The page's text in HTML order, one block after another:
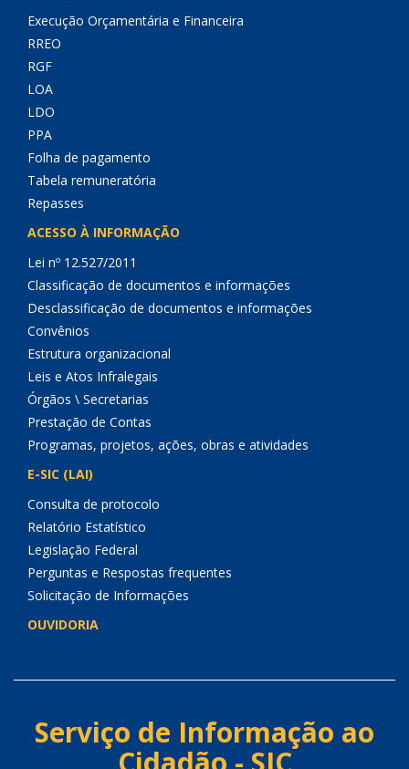
Execução Orçamentária e Financeira
RREO
RGF
LOA
LDO
PPA
Folha de pagamento
Tabela remuneratória
Repasses
ACESSO À INFORMAÇÃO
Lei nº 12.527/2011
Classificação de documentos e informações
Desclassificação de documentos e informações
Convênios
Estrutura organizacional
Leis e Atos Infralegais
Órgãos \ Secretarias
Prestação de Contas
Programas, projetos, ações, obras e atividades
E-SIC (LAI)
Consulta de protocolo
Relatório Estatístico
Legislação Federal
Perguntas e Respostas frequentes
Solicitação de Informações
OUVIDORIA
Serviço de Informação ao